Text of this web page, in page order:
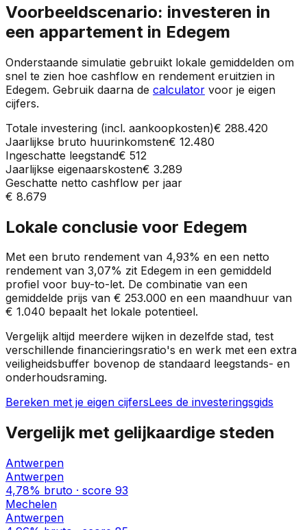
Voorbeeldscenario: investeren in
een appartement in Edegem
Onderstaande simulatie gebruikt lokale gemiddelden om
snel te zien hoe cashflow en rendement eruitzien in
Edegem. Gebruik daarna de calculator voor je eigen
cijfers.
Totale investering (incl. aankoopkosten)€ 288.420
Jaarlijkse bruto huurinkomsten€ 12.480
Ingeschatte leegstand€ 512
Jaarlijkse eigenaarskosten€ 3.289
Geschatte netto cashflow per jaar
€ 8.679
Lokale conclusie voor Edegem
Met een bruto rendement van 4,93% en een netto
rendement van 3,07% zit Edegem in een gemiddeld
profiel voor buy-to-let. De combinatie van een
gemiddelde prijs van € 253.000 en een maandhuur van
€ 1.040 bepaalt het lokale potentieel.
Vergelijk altijd meerdere wijken in dezelfde stad, test
verschillende financieringsratio's en werk met een extra
veiligheidsbuffer bovenop de standaard leegstands- en
onderhoudsraming.
Bereken met je eigen cijfersLees de investeringsgids
Vergelijk met gelijkaardige steden
Antwerpen
Antwerpen
4,78% bruto · score 93
Mechelen
Antwerpen